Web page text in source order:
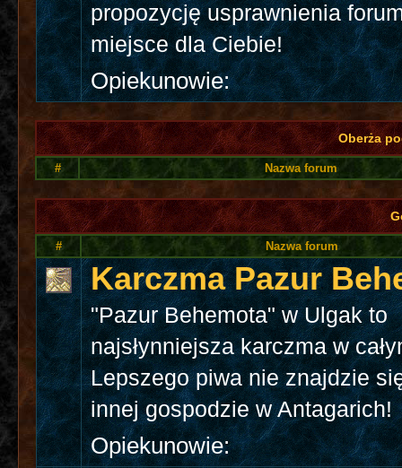
propozycję usprawnienia
miejsce dla Ciebie!
Opiekunowie:
Oberża
# Nazwa forum
# Nazwa forum
Karczma Pazur
"Pazur Behemota" w Ulgak to
najsłynniejsza karczma w
Lepszego piwa nie znajdzie
innej gospodzie w Antagarich!
Opiekunowie: